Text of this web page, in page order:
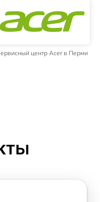
центр Acer в Перми